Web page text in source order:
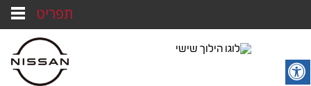
תפריט